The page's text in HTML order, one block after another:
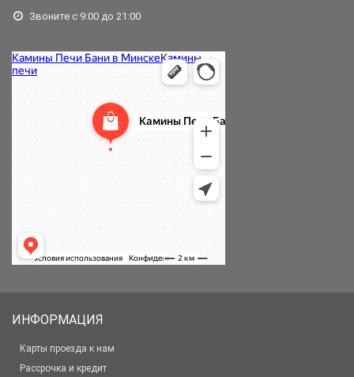
Звоните с 9:00 до 21:00
ИНФОРМАЦИЯ
Карты проезда к нам
Рассрочка и кредит